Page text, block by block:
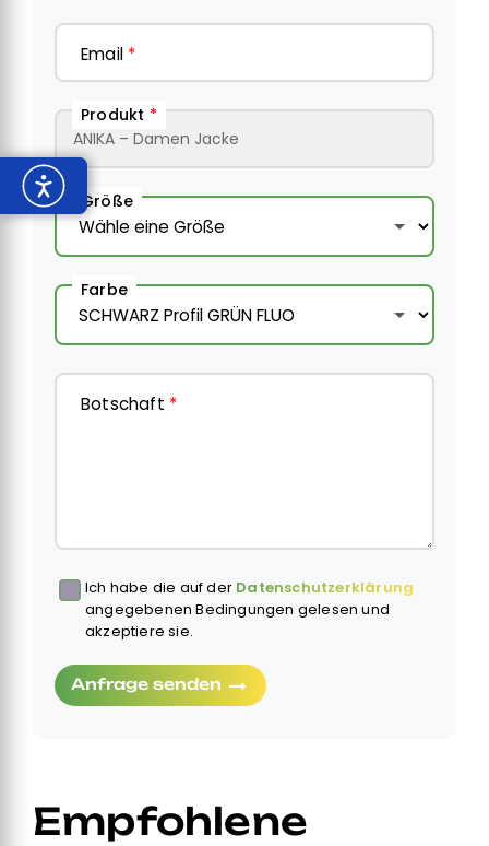
Email *
Produkt *
Größe
Farbe
Botschaft *
Obbligatorio
Ich habe die auf der Datenschutzerklärung
angegebenen Bedingungen gelesen und
akzeptiere sie.
Anfrage senden
Empfohlene